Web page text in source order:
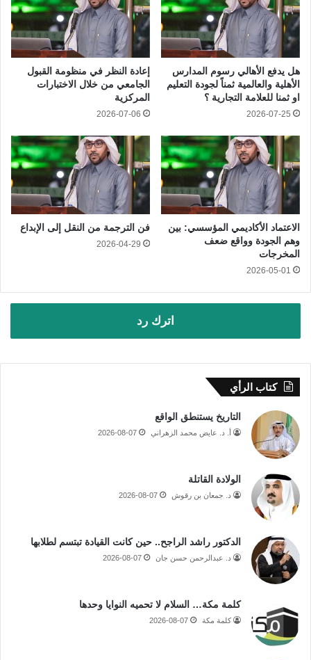
هل يدفع الأهالي رسوم المدارس
الأهلية والعالمية ثمناً لجودة التعليم
او ثمنا للعلامة التجارية ؟
2026-07-25
إعادة النظر في منظومة القبول
الجامعي من خلال الاختبارات
المركزية
2026-07-06
الاعتماد الأكاديمي المؤسسي: بين
وهم الجودة وواقع ضعف
المخرجات
2026-05-01
فن الترجمة من النقل إلى الإبداع
2026-04-29
اترك رد
كتاب الرأي
التاريخ يستنطق الواقع
أ. د. عايض محمد الزهراني 2026-08-07
الولادة القاتلة
د. جمعان بن رقوش 2026-08-07
الدكتور راشد الراجح.. حين كانت القيادة تبتسم لطلابها
د. عبدالرحمن حسن جان 2026-08-07
كلمة مكة… السلام لا تحميه النوايا وحدها
كلمة مكة 2026-08-07